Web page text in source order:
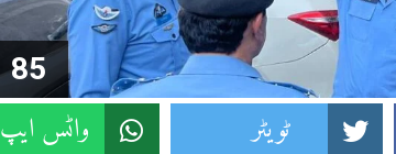
85
ٹویٹر واٹس ایپ